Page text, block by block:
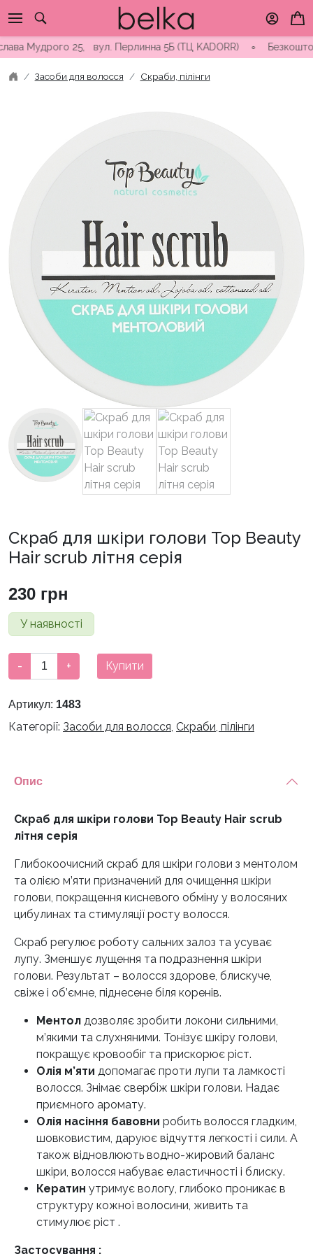
to
content25, вул. Перлинна 5Б (ТЦ KADORR) ∘ Безкоштовна
Засоби для волосся Скраби, пілінги
Скраб для шкіри голови Top Beauty
Hair scrub літня серія
230 грн
У наявності
для
голови
Top
scrub
серія
кількість
- + Купити
Артикул: 1483
Категорії: Засоби для волосся, Скраби, пілінги
Опис
Скраб для шкіри голови Top Beauty Hair scrub
літня серія
Глибокоочисний скраб для шкіри голови з ментолом
та олією м’яти призначений для очищення шкіри
голови, покращення кисневого обміну у волосяних
цибулинах та стимуляції росту волосся.
Скраб регулює роботу сальних залоз та усуває
лупу. Зменшує лущення та подразнення шкіри
голови. Результат – волосся здорове, блискуче,
свіже і об’ємне, піднесене біля коренів.
Ментол дозволяє зробити локони сильними,
м’якими та слухняними. Тонізує шкіру голови,
покращує кровообіг та прискорює ріст.
Олія м’яти допомагає проти лупи та ламкості
волосся. Знімає свербіж шкіри голови. Надає
приємного аромату.
Олія насіння бавовни робить волосся гладким,
шовковистим, даруює відчуття легкості і сили. А
також відновлюють водно-жировий баланс
шкіри, волосся набуває еластичності і блиску.
Кератин утримує вологу, глибоко проникає в
структуру кожної волосини, живить та
стимулює ріст .
Застосування :